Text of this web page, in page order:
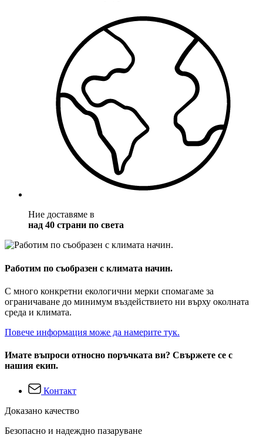
Ние доставяме в
над 40 страни по света
Работим по съобразен с климата начин.
С много конкретни екологични мерки спомагаме за
ограничаване до минимум въздействието ни върху околната
среда и климата.
Повече информация може да намерите тук.
Имате въпроси относно поръчката ви? Свържете се с
нашия екип.
Контакт
Доказано качество
Безопасно и надеждно пазаруване